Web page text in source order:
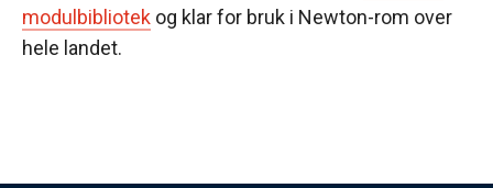
modulbibliotek og klar for bruk i Newton-rom over
hele landet.